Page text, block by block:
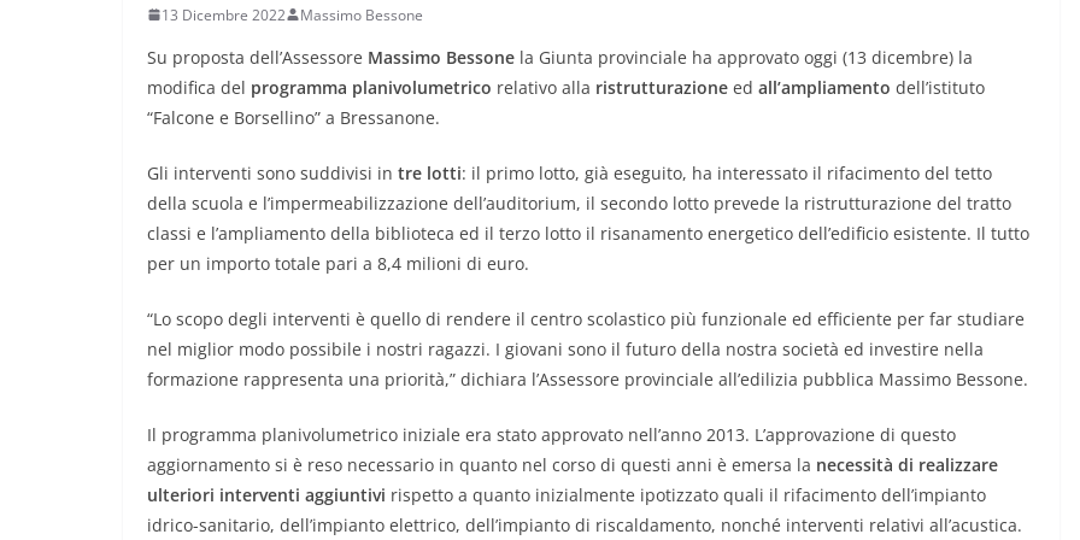
13 Dicembre 2022 Massimo Bessone
Su proposta dell’Assessore Massimo Bessone la Giunta provinciale ha approvato oggi (13 dicembre) la
modifica del programma planivolumetrico relativo alla ristrutturazione ed all’ampliamento dell’istituto
“Falcone e Borsellino” a Bressanone.
Gli interventi sono suddivisi in tre lotti: il primo lotto, già eseguito, ha interessato il rifacimento del tetto
della scuola e l’impermeabilizzazione dell’auditorium, il secondo lotto prevede la ristrutturazione del tratto
classi e l’ampliamento della biblioteca ed il terzo lotto il risanamento energetico dell’edificio esistente. Il tutto
per un importo totale pari a 8,4 milioni di euro.
“Lo scopo degli interventi è quello di rendere il centro scolastico più funzionale ed efficiente per far studiare
nel miglior modo possibile i nostri ragazzi. I giovani sono il futuro della nostra società ed investire nella
formazione rappresenta una priorità,” dichiara l’Assessore provinciale all’edilizia pubblica Massimo Bessone.
Il programma planivolumetrico iniziale era stato approvato nell’anno 2013. L’approvazione di questo
aggiornamento si è reso necessario in quanto nel corso di questi anni è emersa la necessità di realizzare
ulteriori interventi aggiuntivi rispetto a quanto inizialmente ipotizzato quali il rifacimento dell’impianto
idrico-sanitario, dell’impianto elettrico, dell’impianto di riscaldamento, nonché interventi relativi all’acustica.